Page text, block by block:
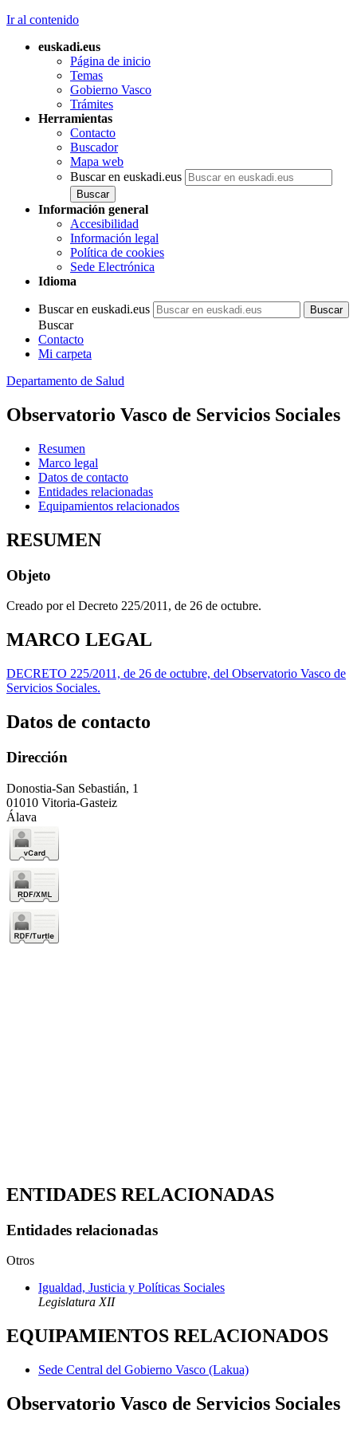
Ir al contenido
euskadi.eus
Página de inicio
Temas
Gobierno Vasco
Trámites
Herramientas
Contacto
Buscador
Mapa web
Buscar en euskadi.eus
Información general
Accesibilidad
Información legal
Política de cookies
Sede Electrónica
Idioma
Buscar en euskadi.eus
Buscar
Contacto
Mi carpeta
Departamento de Salud
Observatorio Vasco de Servicios Sociales
Resumen
Marco legal
Datos de contacto
Entidades relacionadas
Equipamientos relacionados
RESUMEN
Objeto
Creado por el Decreto 225/2011, de 26 de octubre.
MARCO LEGAL
DECRETO 225/2011, de 26 de octubre, del Observatorio Vasco de
Servicios Sociales.
Datos de contacto
Dirección
Donostia-San Sebastián, 1
01010 Vitoria-Gasteiz
Álava
ENTIDADES RELACIONADAS
Entidades relacionadas
Otros
Igualdad, Justicia y Políticas Sociales
Legislatura XII
EQUIPAMIENTOS RELACIONADOS
Sede Central del Gobierno Vasco (Lakua)
Observatorio Vasco de Servicios Sociales